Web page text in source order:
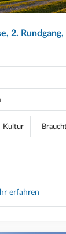
2.
Kultur
erfahren